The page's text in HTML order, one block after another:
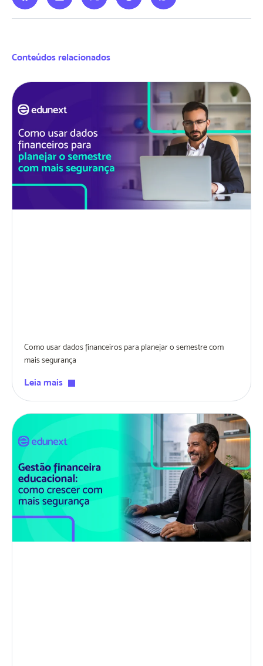
Conteúdos relacionados
Como usar dados financeiros para planejar o semestre com
mais segurança
Leia mais